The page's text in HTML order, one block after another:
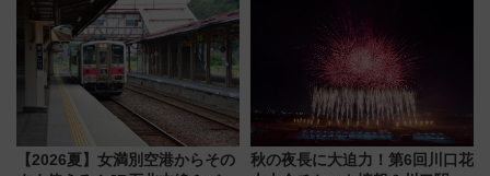
【2026夏】女満別空港からその
秋の夜長に大迫力！第6回川口花